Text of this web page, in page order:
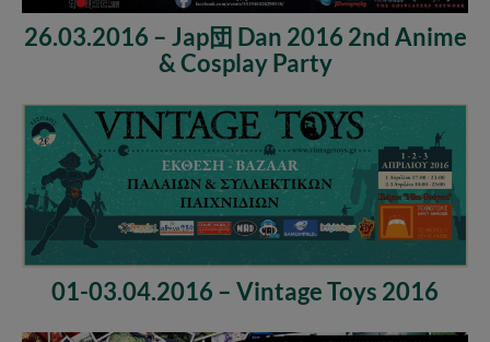
26.03.2016 – Jap団 Dan 2016 2nd Anime
& Cosplay Party
01-03.04.2016 – Vintage Toys 2016